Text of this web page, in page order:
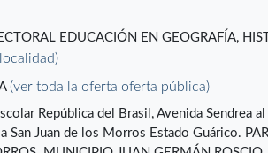
EDUCACIÓN EN GEOGRAFÍA,
(ver toda la oferta oferta pública)
República del Brasil, Avenida Sendrea
San Juan de los Morros Estado Guárico.